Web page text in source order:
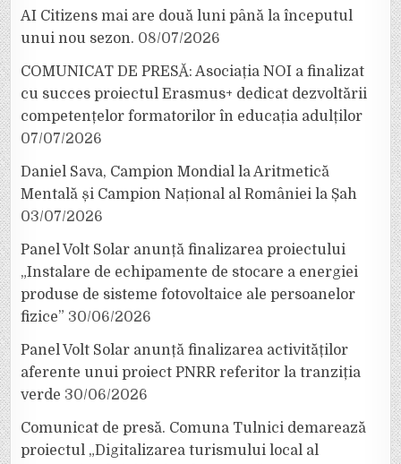
AI Citizens mai are două luni până la începutul
unui nou sezon. 08/07/2026
COMUNICAT DE PRESĂ: Asociația NOI a finalizat
cu succes proiectul Erasmus+ dedicat dezvoltării
competențelor formatorilor în educația adulților
07/07/2026
Daniel Sava, Campion Mondial la Aritmetică
Mentală și Campion Național al României la Șah
03/07/2026
Panel Volt Solar anunță finalizarea proiectului
„Instalare de echipamente de stocare a energiei
produse de sisteme fotovoltaice ale persoanelor
fizice” 30/06/2026
Panel Volt Solar anunță finalizarea activităților
aferente unui proiect PNRR referitor la tranziția
verde 30/06/2026
Comunicat de presă. Comuna Tulnici demarează
proiectul „Digitalizarea turismului local al